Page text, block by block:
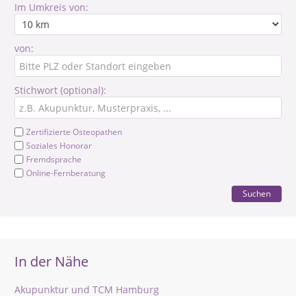
Im Umkreis von:
von:
Stichwort (optional):
Zertifizierte Osteopathen
Soziales Honorar
Fremdsprache
Online-Fernberatung
Suchen
In der Nähe
Akupunktur und TCM Hamburg